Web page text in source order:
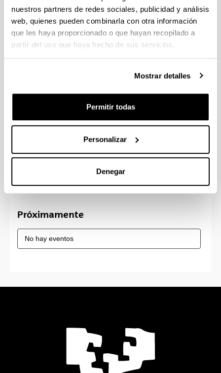
nuestros partners de redes sociales, publicidad y análisis
web, quienes pueden combinarla con otra información
que les haya proporcionado o que hayan recopilado a
partir del uso que haya hecho de sus servicios.
Mostrar detalles
Permitir todas
Personalizar
Denegar
Agosto 2026
L M M J V S D
1 2
12 13 14
17 18 19 20 21 22 23
24 25 26 27 28 29 30
Próximamente
No hay eventos